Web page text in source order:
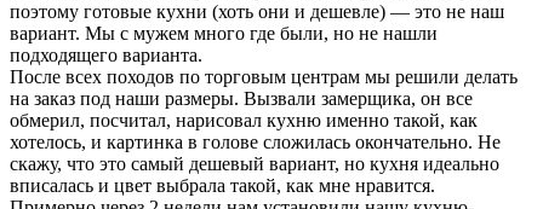
поэтому готовые кухни (хоть они и дешевле) — это не наш
вариант. Мы с мужем много где были, но не нашли
подходящего варианта.
После всех походов по торговым центрам мы решили делать
на заказ под наши размеры. Вызвали замерщика, он все
обмерил, посчитал, нарисовал кухню именно такой, как
хотелось, и картинка в голове сложилась окончательно. Не
скажу, что это самый дешевый вариант, но кухня идеально
вписалась и цвет выбрала такой, как мне нравится.